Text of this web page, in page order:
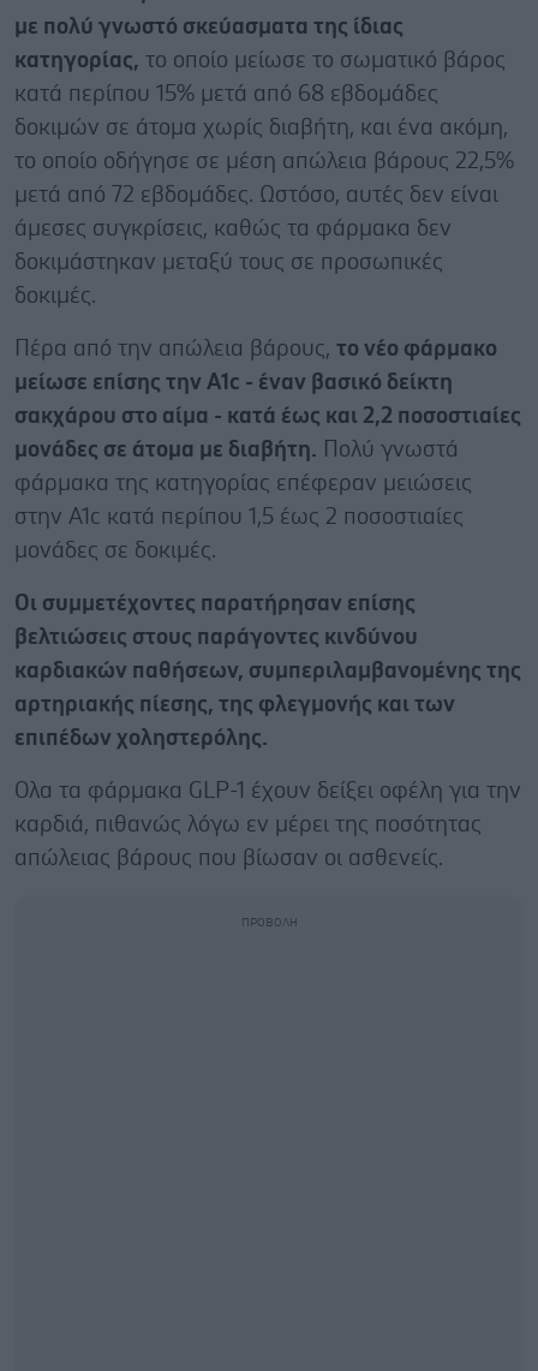
με πολύ γνωστό σκεύασματα της ίδιας
κατηγορίας, το οποίο μείωσε το σωματικό βάρος
κατά περίπου 15% μετά από 68 εβδομάδες
δοκιμών σε άτομα χωρίς διαβήτη, και ένα ακόμη,
το οποίο οδήγησε σε μέση απώλεια βάρους 22,5%
μετά από 72 εβδομάδες. Ωστόσο, αυτές δεν είναι
άμεσες συγκρίσεις, καθώς τα φάρμακα δεν
δοκιμάστηκαν μεταξύ τους σε προσωπικές
δοκιμές.
Πέρα από την απώλεια βάρους, το νέο φάρμακο
μείωσε επίσης την A1c - έναν βασικό δείκτη
σακχάρου στο αίμα - κατά έως και 2,2 ποσοστιαίες
μονάδες σε άτομα με διαβήτη. Πολύ γνωστά
φάρμακα της κατηγορίας επέφεραν μειώσεις
στην A1c κατά περίπου 1,5 έως 2 ποσοστιαίες
μονάδες σε δοκιμές.
Οι συμμετέχοντες παρατήρησαν επίσης
βελτιώσεις στους παράγοντες κινδύνου
καρδιακών παθήσεων, συμπεριλαμβανομένης της
αρτηριακής πίεσης, της φλεγμονής και των
επιπέδων χοληστερόλης.
Ολα τα φάρμακα GLP-1 έχουν δείξει οφέλη για την
καρδιά, πιθανώς λόγω εν μέρει της ποσότητας
απώλειας βάρους που βίωσαν οι ασθενείς.